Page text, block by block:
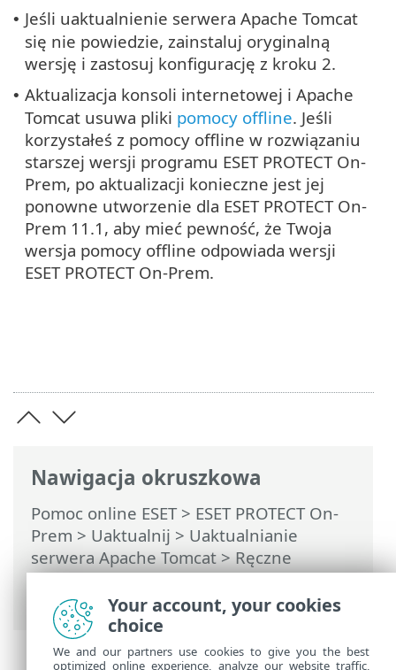
Nawigacja okruszkowa
Pomoc online ESET> ESET PROTECT On-
Prem > Uaktualnij > Uaktualnianie
serwera Apache Tomcat> Ręczne
uaktualnianie serwera Apache Tomcat
(system Windows)
• Jeśli uaktualnienie serwera Apache Tomcat
się nie powiedzie, zainstaluj oryginalną
wersję i zastosuj konfigurację z kroku 2.
• Aktualizacja konsoli internetowej i Apache
Tomcat usuwa pliki pomocy offline. Jeśli
korzystałeś z pomocy offline w rozwiązaniu
starszej wersji programu ESET PROTECT On-
Prem, po aktualizacji konieczne jest jej
ponowne utworzenie dla ESET PROTECT On-
Prem 11.1, aby mieć pewność, że Twoja
wersja pomocy offline odpowiada wersji
ESET PROTECT On-Prem.
Your account, your cookies
choice
We and our partners use cookies to give you the best
optimized online experience, analyze our website traffic,